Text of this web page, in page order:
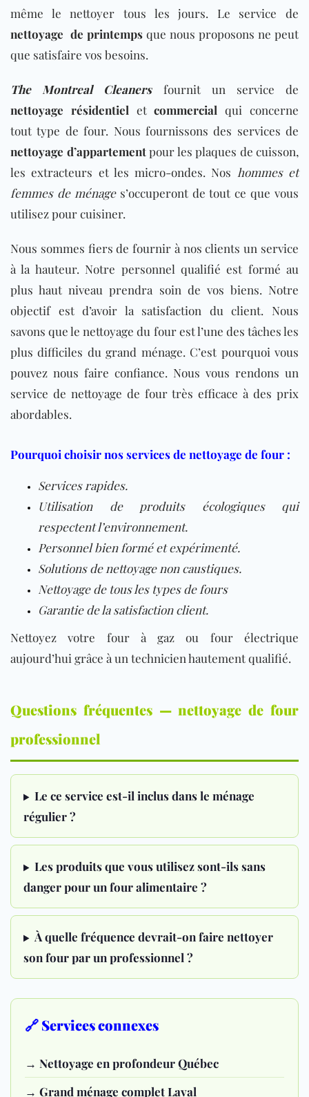
même le nettoyer tous les jours. Le service de
nettoyage de printemps que nous proposons ne peut
que satisfaire vos besoins.
The Montreal Cleaners
fournit un service de
nettoyage résidentieletcommercial qui concerne
tout type de four. Nous fournissons des services de
nettoyage d’appartementpour les plaques de cuisson,
les extracteurs et les micro-ondes. Nos hommes et
femmes de ménages’occuperont de tout ce que vous
utilisez pour cuisiner.
Nous sommes fiers de fournir à nos clients un service
à la hauteur. Notre personnel qualifié est formé au
plus haut niveau prendra soin de vos biens. Notre
objectif est d’avoir la satisfaction du client. Nous
savons que le nettoyage du four est l’une des tâches les
plus difficiles du grand ménage. C’est pourquoi vous
pouvez nous faire confiance. Nous vous rendons un
service de nettoyage de four très efficace à des prix
abordables.
Pourquoi choisir nos services de nettoyage de four :
Services rapides.
Utilisation de produits écologiques qui
respectent l’environnement.
Personnel bien formé et expérimenté.
Solutions de nettoyage non caustiques.
Nettoyage de tous les types de fours
Garantie de la satisfaction client.
Nettoyez votre four à gaz ou four électrique
aujourd’hui grâce à un technicien hautement qualifié.
Questions fréquentes — nettoyage de four
professionnel
Le ce service est-il inclus dans le ménage
régulier ?
Les produits que vous utilisez sont-ils sans
danger pour un four alimentaire ?
À quelle fréquence devrait-on faire nettoyer
son four par un professionnel ?
🔗 Services connexes
→ Nettoyage en profondeur Québec
→ Grand ménage complet Laval